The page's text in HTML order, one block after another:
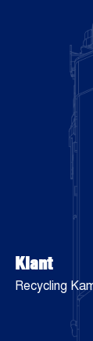
Klant
Recycling